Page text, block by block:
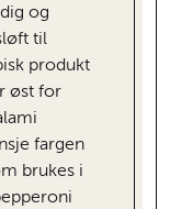
og
til
produkt
øst for
fargen
brukes i